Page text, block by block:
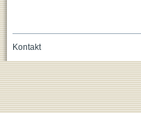
Kontakt